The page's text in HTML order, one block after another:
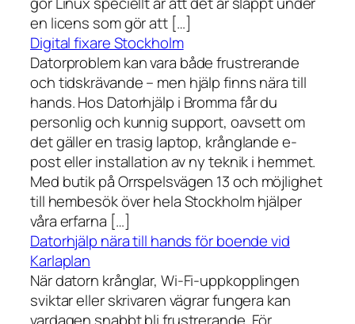
en licens som gör att […]
Digital fixare Stockholm
Datorproblem kan vara både frustrerande
och tidskrävande – men hjälp finns nära till
hands. Hos Datorhjälp i Bromma får du
personlig och kunnig support, oavsett om
det gäller en trasig laptop, krånglande e-
post eller installation av ny teknik i hemmet.
Med butik på Orrspelsvägen 13 och möjlighet
till hembesök över hela Stockholm hjälper
våra erfarna […]
Datorhjälp nära till hands för boende vid
Karlaplan
När datorn krånglar, Wi-Fi-uppkopplingen
sviktar eller skrivaren vägrar fungera kan